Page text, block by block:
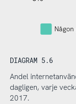
Någon
DIAGRAM 5.6
Andel
dagligen, varje
2017.